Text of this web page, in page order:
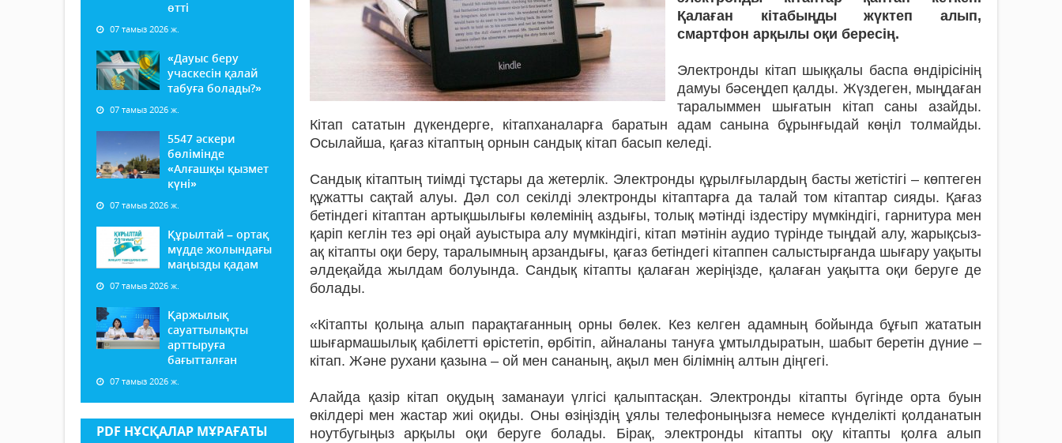
өтті
07 тамыз 2026 ж.
«Дауыс беру
учаскесін қалай
табуға болады?»
07 тамыз 2026 ж.
5547 әскери
бөлімінде
«Алғашқы қызмет
күні»
07 тамыз 2026 ж.
Құрылтай – ортақ
мүдде жолындағы
маңызды қадам
07 тамыз 2026 ж.
Қаржылық
сауаттылықты
арттыруға
бағытталған
07 тамыз 2026 ж.
PDF НҰСҚАЛАР МҰРАҒАТЫ
Қалаған кітабыңды жүктеп алып,
смартфон арқылы оқи бересің.
Электронды кітап шыққалы баспа өндірісінің
дамуы бәсеңдеп қалды. Жүздеген, мыңдаған
таралыммен шы­ғатын кітап саны азайды.
Кітап сататын дүкендерге, кітапханаларға баратын адам санына бұрынғыдай көңіл толмайды.
Осылайша, қағаз кітаптың орнын сандық кітап басып келеді.
Сандық кітаптың тиімді тұстары да жетерлік. Электронды құрылғылардың басты жетістігі – көптеген
құжатты сақтай алуы. Дәл сол секілді электронды кітаптарға да талай том кітаптар сияды. Қағаз
бетіндегі кітаптан артықшылығы көлемінің аздығы, толық мәтінді іздес­тіру мүмкіндігі, гарнитура мен
қаріп кеглін тез әрі оңай ауыстыра алу мүмкіндігі, кітап мәтінін аудио түрінде тыңдай алу, жарықсыз-
ақ кітапты оқи беру, таралымның арзандығы, қағаз бетіндегі кітаппен салыстырғанда шығару уақыты
әлдеқайда жылдам болуын­да. Сандық кітапты қалаған жеріңізде, қалаған уақытта оқи беруге де
болады.
«Кітапты қолыңа алып парақтаған­ның орны бөлек. Кез келген адамның бойында бұғып жататын
шығармашылық қабілетті өрістетіп, өрбітіп, айналаны тануға ұмтылдыратын, шабыт беретін дүние –
кітап. Және рухани қазына – ой мен сананың, ақыл мен білімнің алтын діңгегі.
Алайда қазір кітап оқудың заманауи үлгісі қалыптасқан. Электронды кітап­ты бүгінде орта буын
өкілдері мен жастар жиі оқиды. Оны өзіңіздің ұялы телефоныңызға немесе күнделікті қол­данатын
ноутбугыңыз арқылы оқи беруге болады. Бірақ, электронды кітапты оқу кітапты қолға алып